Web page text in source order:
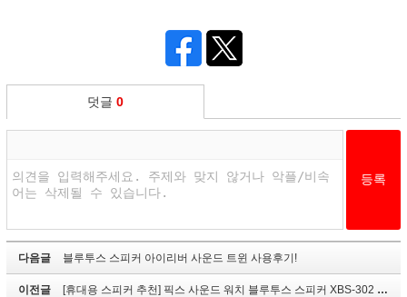
덧글 0
다음글 블루투스 스피커 아이리버 사운드 트윈 사용후기!
이전글 [휴대용 스피커 추천] 픽스 사운드 워치 블루투스 스피커 XBS-302 리뷰 [1]